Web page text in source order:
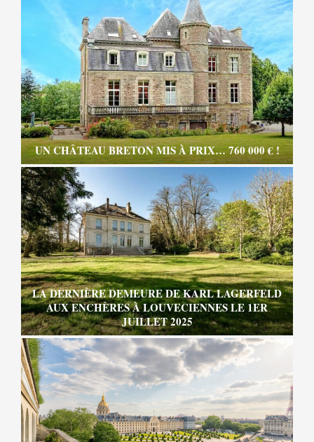
UN CHÂTEAU BRETON MIS À PRIX… 760 000 € !
LA DERNIÈRE DEMEURE DE KARL LAGERFELD
AUX ENCHÈRES À LOUVECIENNES LE 1ER
JUILLET 2025